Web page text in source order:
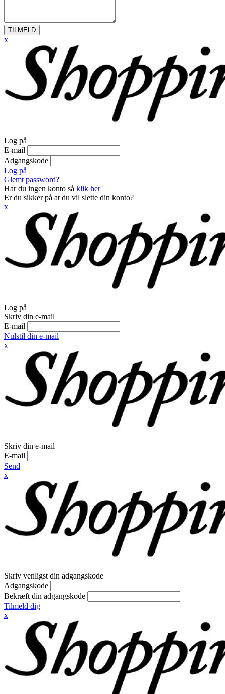
TILMELD
x
Log på
E-mail
Adgangskode
Log på
Glemt password?
Har du ingen konto så klik her
Er du sikker på at du vil slette din konto?
x
Log på
Skriv din e-mail
E-mail
Nulstil din e-mail
x
Skriv din e-mail
E-mail
Send
x
Skriv venligst din adgangskode
Adgangskode
Bekræft din adgangskode
Tilmeld dig
x